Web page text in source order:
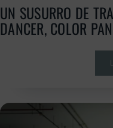
UN SUSURRO DE
DANCER, COLOR